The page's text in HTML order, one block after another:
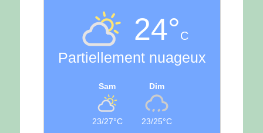
24°C
Partiellement nuageux
Sam
23/27°C
Dim
23/25°C